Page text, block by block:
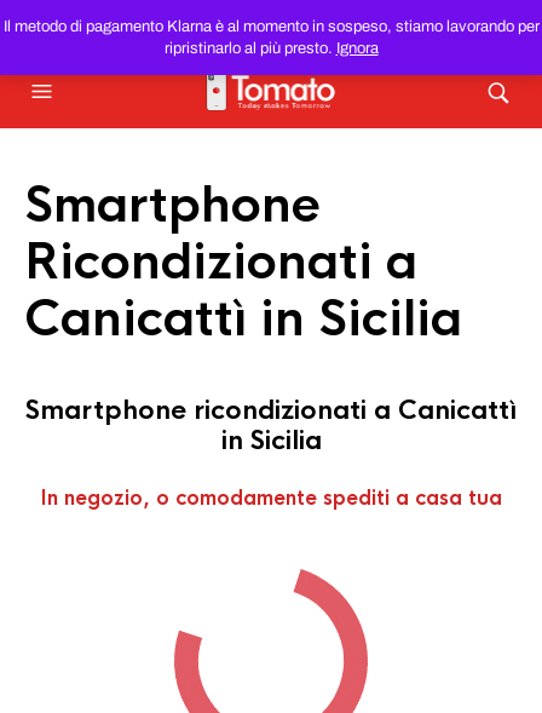
Il metodo di pagamento Klarna è al momento in sospeso, stiamo lavorando per
ripristinarlo al più presto. Ignora
SMARTPHONE E TABLET RICONDIZIONATIAL MIGLIOR
PREZZO DEL WEB!
Smartphone
Ricondizionati a
Canicattì in Sicilia
Smartphone ricondizionati a Canicattì
in Sicilia
In negozio, o comodamente spediti a casa tua